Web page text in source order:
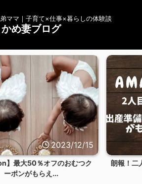
ママ｜子育て×仕事×暮らしの体験談
かめ妻ブログ
2023/12/14
目もAmazonらくらくベビー
お試しBOXを...
【体験